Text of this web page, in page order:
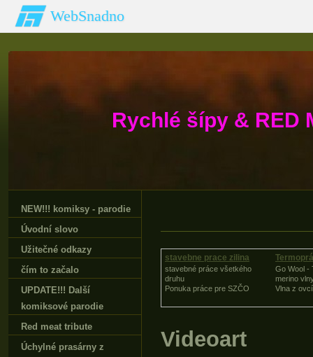
WebSnadno
Rychlé šípy & RED
stavebne prace zilina
stavebné práce všetkého
druhu
Ponuka práce pre SZČO
vlny
Go Wool -
merino
Vlna z
Videoart
NEW!!! komiksy - parodie
Úvodní slovo
Užitečné odkazy
čím to začalo
UPDATE!!! Další
komiksové parodie
Red meat tribute
Úchylné prasárny z